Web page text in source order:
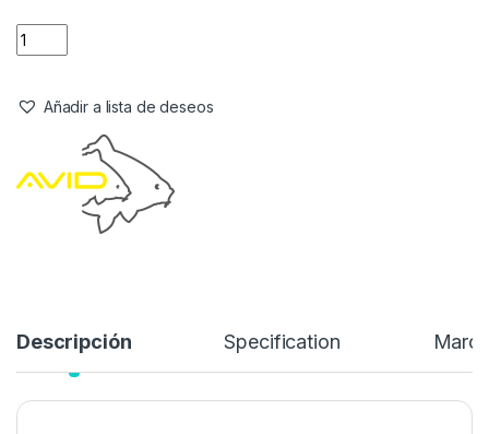
Añadir a lista de deseos
Descripción Specification Marca